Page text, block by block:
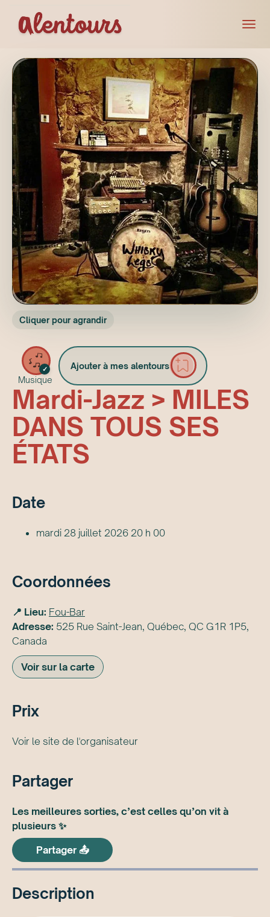
Cliquer pour agrandir
✓
Musique
Ajouter à mes alentours
Mardi-Jazz > MILES
DANS TOUS SES
ÉTATS
Date
mardi 28 juillet 2026 20 h 00
Coordonnées
📍 Lieu: Fou-Bar
Adresse: 525 Rue Saint-Jean, Québec, QC G1R 1P5,
Canada
Voir sur la carte
Prix
Voir le site de l'organisateur
Partager
Les meilleures sorties, c’est celles qu’on vit à
plusieurs ✨
Partager 📤
Description